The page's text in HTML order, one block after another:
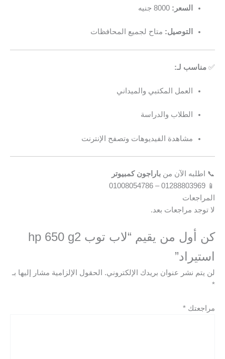
السعر:
التوصيل: متاح لجميع المحافظات
✅ مناسب لـ:
العمل المكتبي والميداني
الطلاب والدراسة
مشاهدة الفيديوهات وتصفح الإنترنت
📞 اطلبه الآن من باراجون كمبيوتر
📱 01288803969 – 01008054786
المراجعات
لا توجد مراجعات بعد.
كن أول من يقيم “لاب توب hp 650 g2
استيراد”
لن يتم نشر عنوان بريدك الإلكتروني.
الحقول الإلزامية مشار إليها بـ
*
مراجعتك *